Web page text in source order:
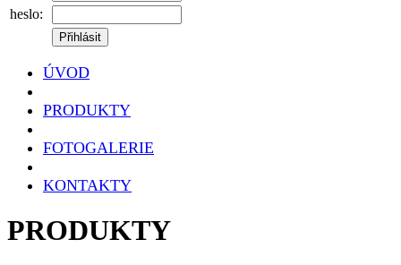
heslo:
ÚVOD
PRODUKTY
FOTOGALERIE
KONTAKTY
PRODUKTY